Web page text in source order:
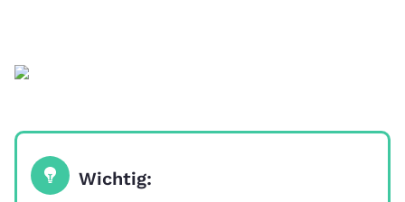
Wichtig: